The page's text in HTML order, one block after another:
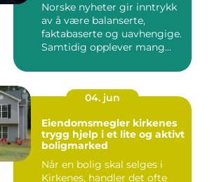
Norske nyheter gir inntrykk
av å være balanserte,
faktabaserte og uavhengige.
Samtidig opplever mang...
04. jun
Eiendomsmegler kirkenes
trygg hjelp i et lite og aktivt
boligmarked
Når en bolig skal selges i
Kirkenes, handler det ofte